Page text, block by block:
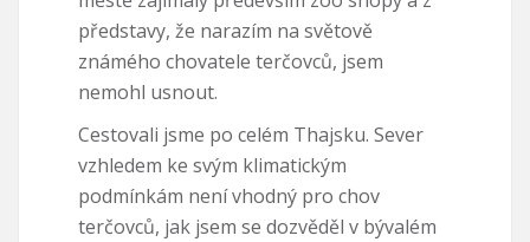
představy, že narazím na světově
známého chovatele terčovců, jsem
nemohl usnout.
Cestovali jsme po celém Thajsku. Sever
vzhledem ke svým klimatickým
podmínkám není vhodný pro chov
terčovců, jak jsem se dozvěděl v bývalém